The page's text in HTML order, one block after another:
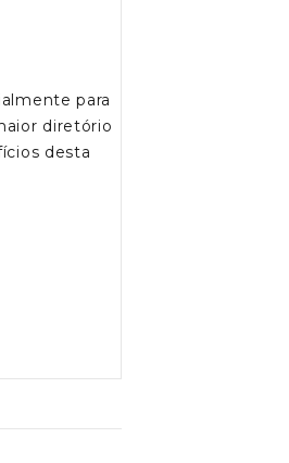
para
diretório
desta